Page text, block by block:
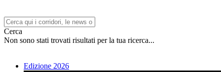
Cerca
Non sono stati trovati risultati per la tua ricerca...
Edizione 2026